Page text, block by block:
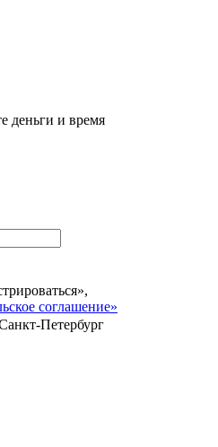
деньги и время
соглашение»
Петербург